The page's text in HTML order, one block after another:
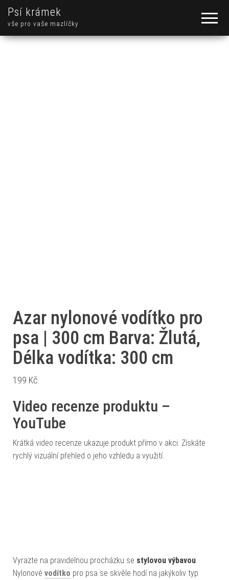
Psí krámek
vše pro vaše mazlíčky
Azar nylonové vodítko pro
psa | 300 cm Barva: Žlutá,
Délka vodítka: 300 cm
199 Kč
Video recenze produktu –
YouTube
Krátká video recenze ukazuje produkt přímo v akci. Získáte
rychlý vizuální přehled o jeho vzhledu a využití.
Vyrazte na pravidelnou procházku se stylovou výbavou
Nylonové vodítko pro psa se skvěle hodí na jakýkoliv typ